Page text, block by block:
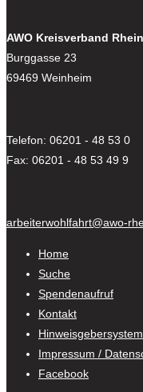
AWO Kreisverband
Burggasse 23
69469 Weinheim
Telefon: 06201 - 48 53 0
Fax: 06201 - 48 53 49 9
arbeiterwohlfahrt@awo-
Home
Suche
Spendenaufruf
Kontakt
Hinweisgebersystem
Impressum /
Facebook